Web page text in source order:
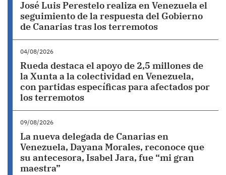
José Luis Perestelo realiza en Venezuela el
seguimiento de la respuesta del Gobierno
de Canarias tras los terremotos
04/08/2026
Rueda destaca el apoyo de 2,5 millones de
la Xunta a la colectividad en Venezuela,
con partidas específicas para afectados por
los terremotos
09/08/2026
La nueva delegada de Canarias en
Venezuela, Dayana Morales, reconoce que
su antecesora, Isabel Jara, fue “mi gran
maestra”